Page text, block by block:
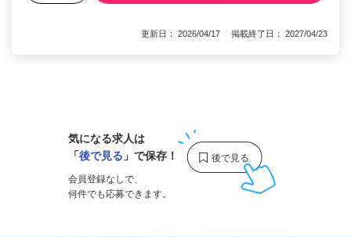
更新日： 2026/04/17 掲載終了日： 2027/04/23
気になる求人は
「後で見る 」で保存！
会員登録なしで、
何件でも応募できます。